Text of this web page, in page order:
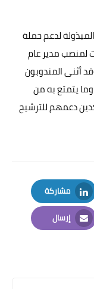
لدعم حملة
لمنصب مدير عام
أثنى المندوبون
يتمتع به من
دعمهم للترشيح
مشاركة
LinkedIn
إرسال
Email